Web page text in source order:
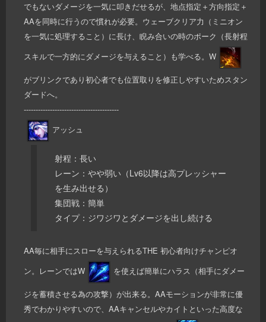
でもないダメージを一気に叩きだせるが、地点指定＋方向指定＋
AAを同時に行うので慣れが必要。ウェーブクリア力（ミニオン
を一気に処理すること）に長け、睨み合いの時のポーク（長射程
スキルで一方的にダメージを与えること）も学べる。W
がブリンクであり初心者でも位置取りを修正しやすいためスタン
ダードへ。
----------------------------------------
アッシュ
射程：長い
レーン：やや弱い（Lv6以降は高プレッシャー
を生み出せる）
集団戦：簡単
タイプ：ジワジワとダメージを出し続ける
AA毎に相手にスローを与えられるTHE 初心者向けチャンピオ
ン。レーンではW
を使えば簡単にハラス（相手にダメー
ジを蓄積させる為の攻撃）が出来る。AAモーションが非常に優
秀でわかりやすいので、AAキャンセルやカイトといった高度な